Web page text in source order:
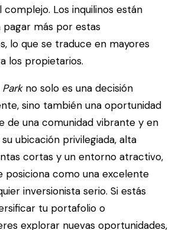
Los inquilinos están
pagar más por estas
lo que se traduce en mayores
los propietarios.
no solo es una decisión
sino también una oportunidad
de una comunidad vibrante y en
ubicación privilegiada, alta
cortas y un entorno atractivo,
posiciona como una excelente
inversionista serio. Si estás
tu portafolio o
explorar nuevas oportunidades,